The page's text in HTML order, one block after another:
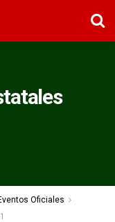
Oficiales